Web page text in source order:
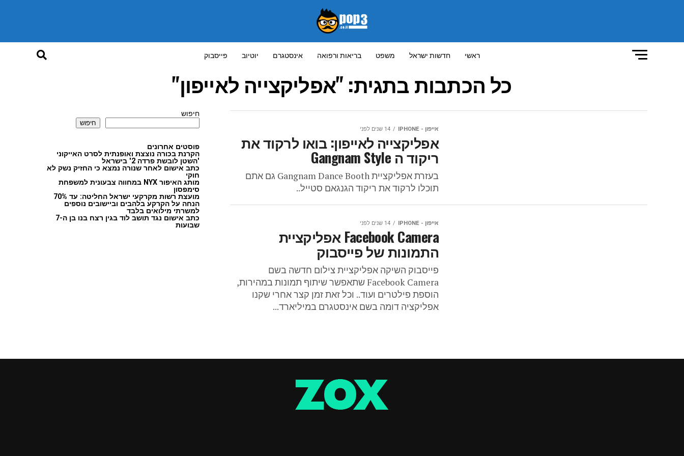
ראשי חדשות ישראל משפט בריאות ורפואה אינסטגרם יוטיוב פייסבוק
כל הכתבות בתגית: "אפליקצייה לאייפון"
אייפון - IPHONE 14 שנים לפני
אפליקצייה לאייפון: בואו לרקוד את
ריקוד ה Gangnam Style
בעזרת אפליקציית Gangnam Dance Booth גם אתם
תוכלו לרקוד את ריקוד הגנגאם סטייל..
אייפון - IPHONE 14 שנים לפני
Facebook Camera אפליקציית
התמונות של פייסבוק
פייסבוק השיקה אפליקציית צילום חדשה בשם
Facebook Camera שתאפשר שיתוף תמונות במהירות,
הוספת פילטרים ועוד.. וכל זאת זמן קצר אחרי שקנו
אפליקציה דומה בשם אינסטגרם במיליארד...
חיפוש
חיפוש
פוסטים אחרונים
הקרנת בכורה נוצצת ואופנתית לסרט האייקוני
'השטן לובשת פרדה 2' בישראל
כתב אישום לאחר שנורה נמצא כי החזיק נשק לא
חוקי
מותג האיפור NYX במחווה צבעונית למשפחת
סימפסון
מועצת רשות מקרקעי ישראל החליטה: עד 70%
הנחה על הקרקע בלהבים וביישובים נוספים
למשרתי מילואים בלבד
כתב אישום נגד תושב לוד בגין רצח בנו בן ה-7
שבועות